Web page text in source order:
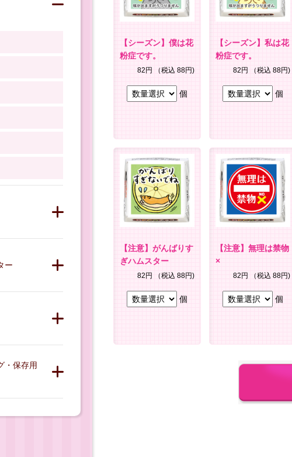
【シーズン】僕は花
粉症です。
82円 （税込 88円)
個
【シーズン】私は花
粉症です。
82円 （税込 88円)
個
【注意】がんばりす
ぎハムスター
82円 （税込 88円)
個
【注意】無理は禁物
×
82円 （税込 88円)
個
ー
・保存用